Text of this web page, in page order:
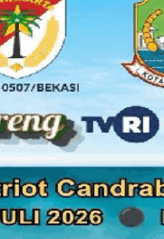
Bupati Agam,
Baca juga:
Hargianto:
Tingkatkan Pariwisata
Merantau adalah
wilayah atau tempat lain
berarti pergi ke negeri